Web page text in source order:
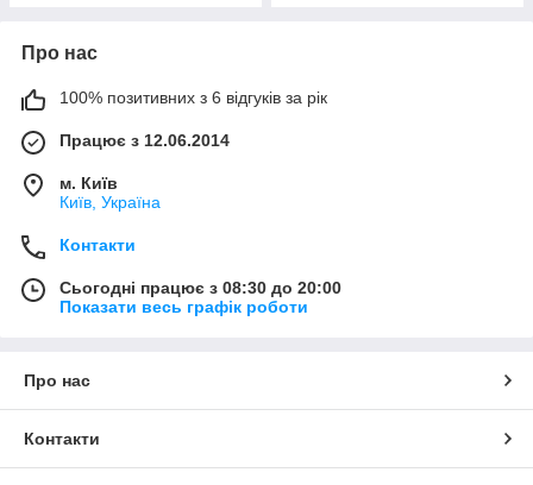
Про нас
100% позитивних з 6 відгуків за рік
Працює з 12.06.2014
м. Київ
Київ, Україна
Контакти
Сьогодні працює з 08:30 до 20:00
Показати весь графік роботи
Про нас
Контакти